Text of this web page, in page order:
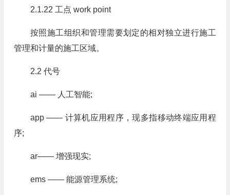
2.1.22 工点 work point
按照施工组织和管理需要划定的相对独立进行施工
管理和计量的施工区域。
2.2 代号
ai —— 人工智能;
app —— 计算机应用程序，现多指移动终端应用程
序;
ar—— 增强现实;
ems —— 能源管理系统;